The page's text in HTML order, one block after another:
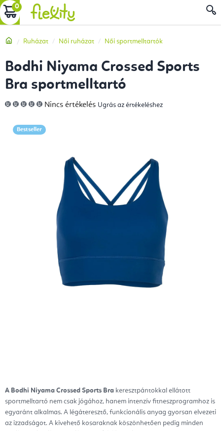
Ugrás
a
tartalomhoz
KOSÁR
Kezdőlap
Ruházat Női ruházat Női sportmelltartók
A Bodhi Niyama Crossed Sports Bra keresztpántokkal ellátott
sportmelltartó nem csak jógához, hanem intenzív fitneszprogramhoz is
egyaránt alkalmas. A légáteresztő, funkcionális anyag gyorsan elvezeti
az izzadságot. A kivehető kosaraknak köszönhetően pedig minden
Bodhi Niyama Crossed Sports
Bra sportmelltartó
A
termék
5-
ből
Nincs értékelés Ugrás az értékeléshez
Bestseller